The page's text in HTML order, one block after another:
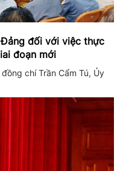
đối với việc thực
đoạn mới
chí Trần Cẩm Tú, Ủy